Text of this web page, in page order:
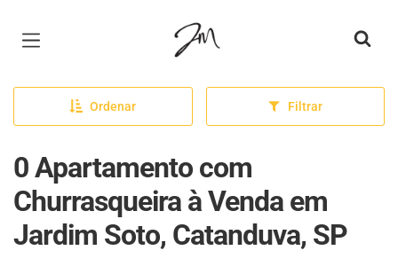
Página inicial
Ordenar Filtrar
0 Apartamento com
Churrasqueira à Venda em
Jardim Soto, Catanduva, SP